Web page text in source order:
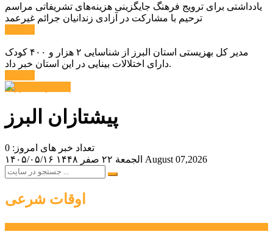
یادداشتی برای ترویج فرهنگ جایگزینی هزینه‌های تشریفاتی مراسم
ترحیم با مشارکت در آزادی زندانیان جرائم غیرعمد
مدیر کل بهزیستی استان البرز از شناسایی ۲ هزار و ۴۰۰ کودک
دارای اختلالات بینایی در این استان خبر داد.
پیشتازان البرز
تعداد خبر های امروز: 0
۱۴۰۵/۰۵/۱۶
الجمعة ۲۲ صفر ۱۴۴۸ August 07,2026
اوقات شرعی